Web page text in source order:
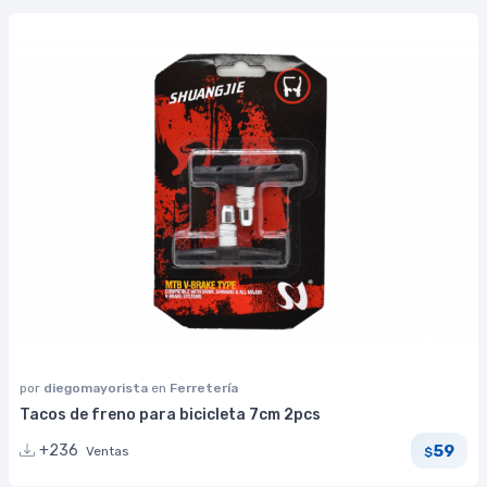
por diegomayorista en Ferretería
Tacos de freno para bicicleta 7cm 2pcs
+236 Ventas $59